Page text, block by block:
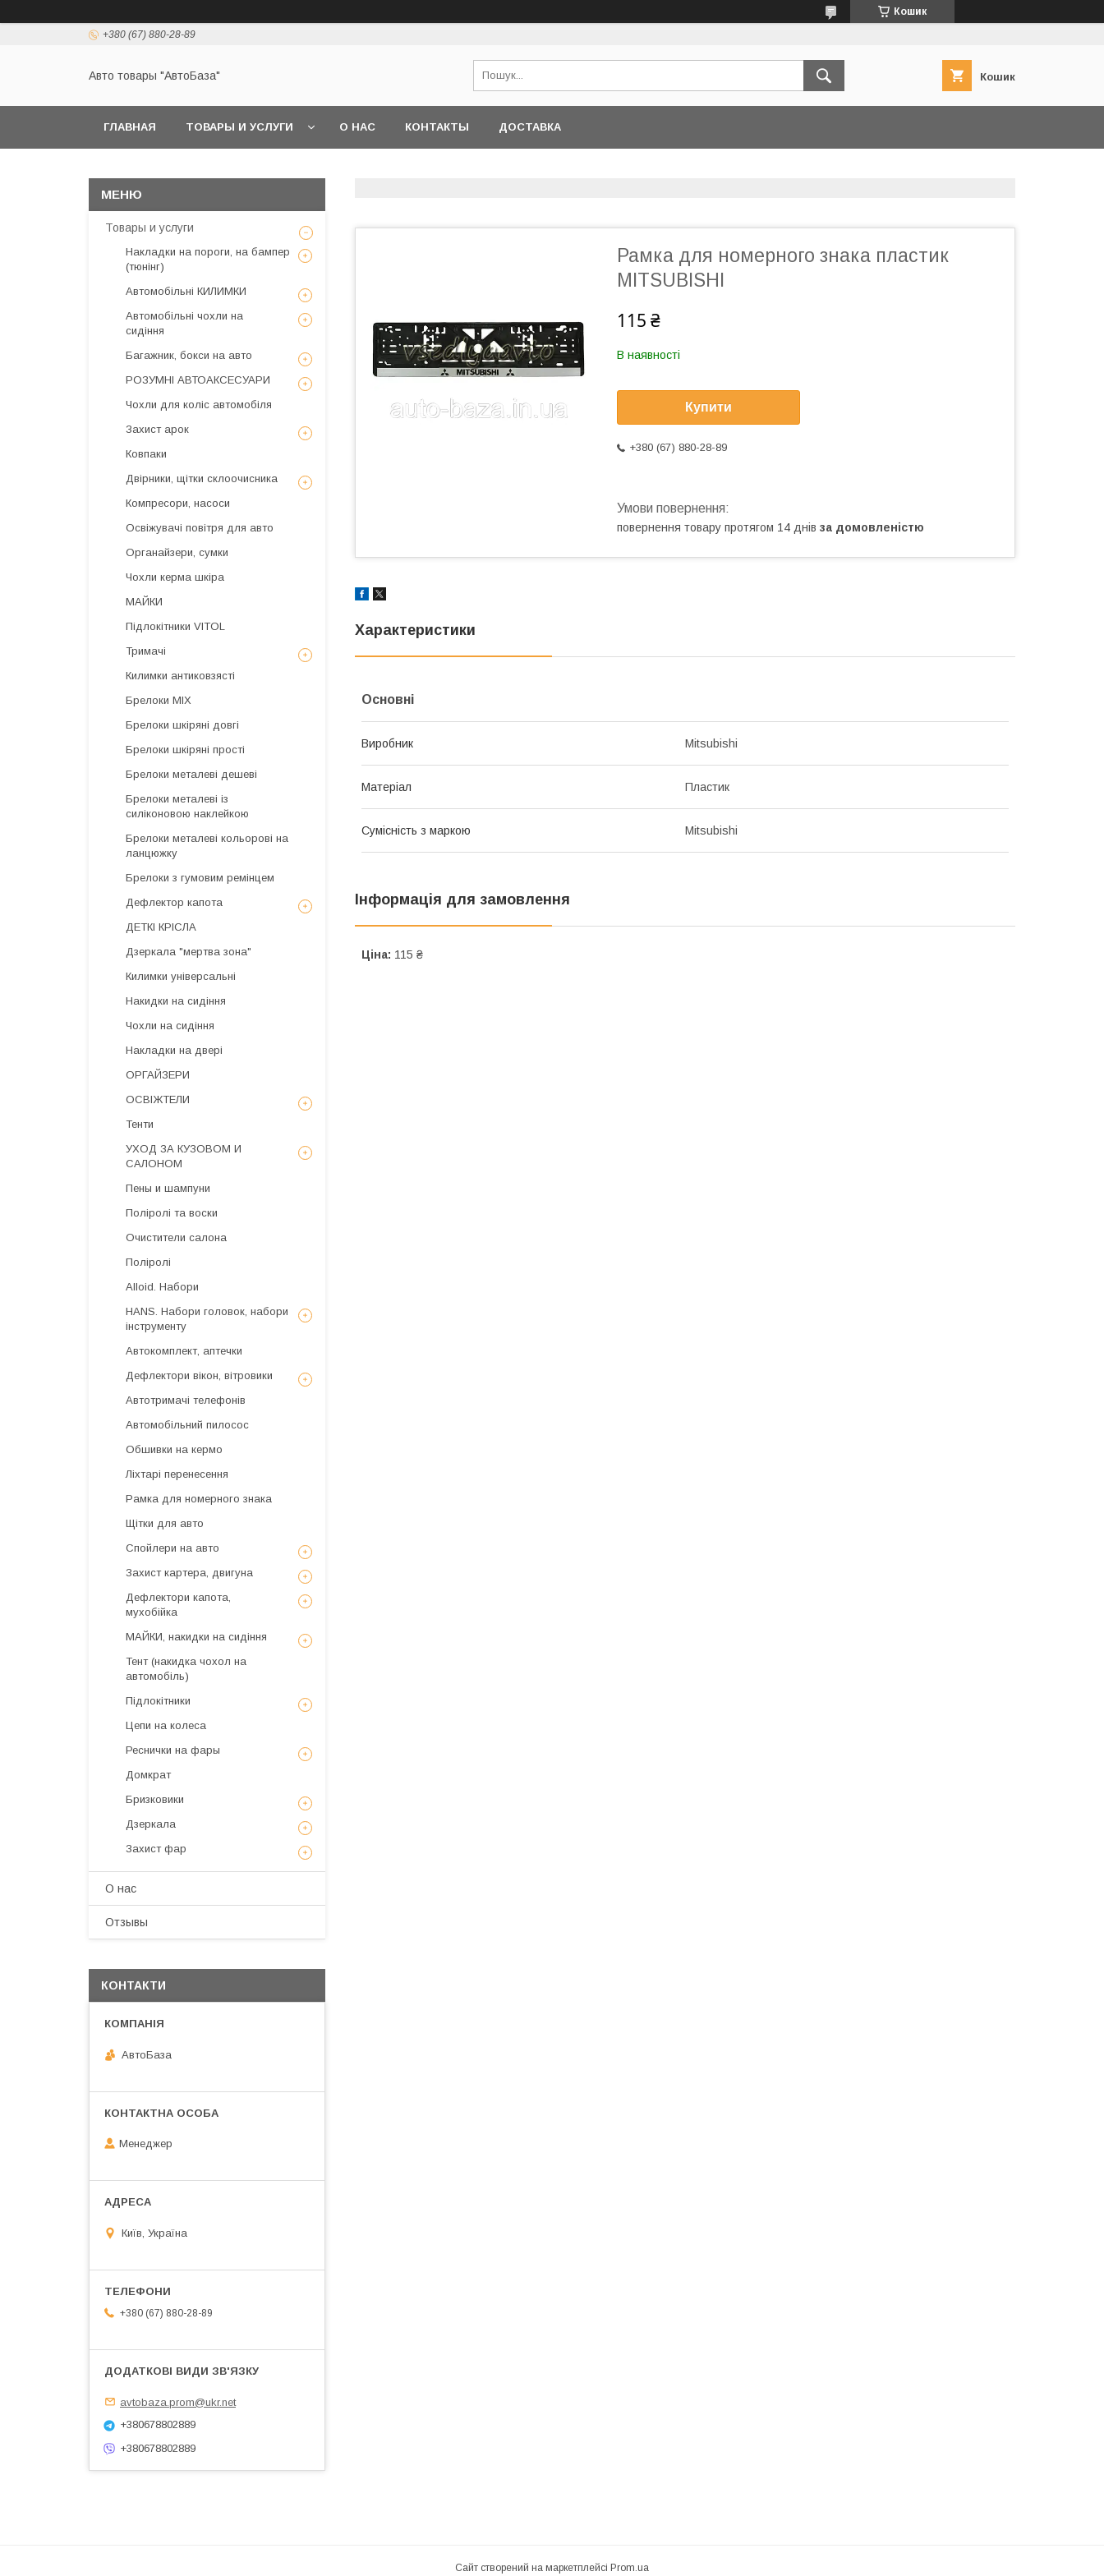
Кошик
+380 (67) 880-28-89
Авто товары "АвтоБаза" Кошик
ГЛАВНАЯ ТОВАРЫ И УСЛУГИ О НАС КОНТАКТЫ ДОСТАВКА
Рамка для номерного знака пластик
MITSUBISHI
115 ₴
В наявності
Купити
+380 (67) 880-28-89
повернення товару протягом 14 днів за домовленістю
Характеристики
Основні
Виробник Mitsubishi
Матеріал Пластик
Сумісність з маркою Mitsubishi
Інформація для замовлення
Ціна: 115 ₴
Товары и услуги
Накладки на пороги, на бампер
(тюнінг)
Автомобільні КИЛИМКИ
Автомобільні чохли на
сидіння
Багажник, бокси на авто
РОЗУМНІ АВТОАКСЕСУАРИ
Чохли для коліс автомобіля
Захист арок
Ковпаки
Двірники, щітки склоочисника
Компресори, насоси
Освіжувачі повітря для авто
Органайзери, сумки
Чохли керма шкіра
МАЙКИ
Підлокітники VITOL
Тримачі
Килимки антиковзясті
Брелоки MIX
Брелоки шкіряні довгі
Брелоки шкіряні прості
Брелоки металеві дешеві
Брелоки металеві із
силіконовою наклейкою
Брелоки металеві кольорові на
ланцюжку
Брелоки з гумовим ремінцем
Дефлектор капота
ДЕТКІ КРІСЛА
Дзеркала "мертва зона"
Килимки універсальні
Накидки на сидіння
Чохли на сидіння
Накладки на двері
ОРГАЙЗЕРИ
ОСВІЖТЕЛИ
Тенти
УХОД ЗА КУЗОВОМ И
САЛОНОМ
Пены и шампуни
Поліролі та воски
Очистители салона
Поліролі
Alloid. Набори
HANS. Набори головок, набори
інструменту
Автокомплект, аптечки
Дефлектори вікон, вітровики
Автотримачі телефонів
Автомобільний пилосос
Обшивки на кермо
Ліхтарі перенесення
Рамка для номерного знака
Щітки для авто
Спойлери на авто
Захист картера, двигуна
Дефлектори капота,
мухобійка
МАЙКИ, накидки на сидіння
Тент (накидка чохол на
автомобіль)
Підлокітники
Цепи на колеса
Реснички на фары
Домкрат
Бризковики
Дзеркала
Захист фар
О нас
Отзывы
КОНТАКТИ
АвтоБаза
Менеджер
Київ, Україна
+380 (67) 880-28-89
avtobaza.prom@ukr.net
+380678802889
+380678802889
Сайт створений на маркетплейсі Prom.ua